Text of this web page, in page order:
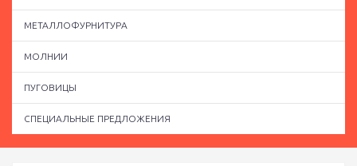
МЕТАЛЛОФУРНИТУРА
МОЛНИИ
ПУГОВИЦЫ
СПЕЦИАЛЬНЫЕ ПРЕДЛОЖЕНИЯ